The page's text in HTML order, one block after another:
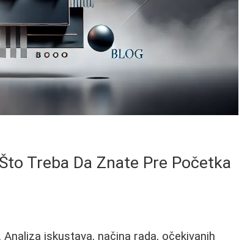
Treba Da Znate Pre Početka
iskustava, načina rada, očekivanih